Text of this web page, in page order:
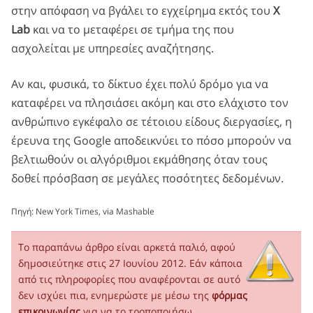
στην απόφαση να βγάλει το εγχείρημα εκτός του X
Lab και να το μεταφέρει σε τμήμα της που
ασχολείται με υπηρεσίες αναζήτησης.
Αν και, φυσικά, το δίκτυο έχει πολύ δρόμο για να
καταφέρει να πλησιάσει ακόμη και στο ελάχιστο τον
ανθρώπινο εγκέφαλο σε τέτοιου είδους διεργασίες, η
έρευνα της Google αποδεικνύει το πόσο μπορούν να
βελτιωθούν οι αλγόριθμοι εκμάθησης όταν τους
δοθεί πρόσβαση σε μεγάλες ποσότητες δεδομένων.
Πηγή: New York Times, via Mashable
Το παραπάνω άρθρο είναι αρκετά παλιό, αφού
δημοσιεύτηκε στις 27 Ιουνίου 2012. Εάν κάποια
από τις πληροφορίες που αναφέρονται σε αυτό
δεν ισχύει πια, ενημερώστε με μέσω της φόρμας